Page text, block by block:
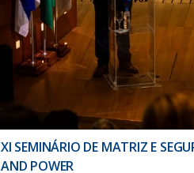
XI SEMINÁRIO DE MATRIZ E
AND POWER